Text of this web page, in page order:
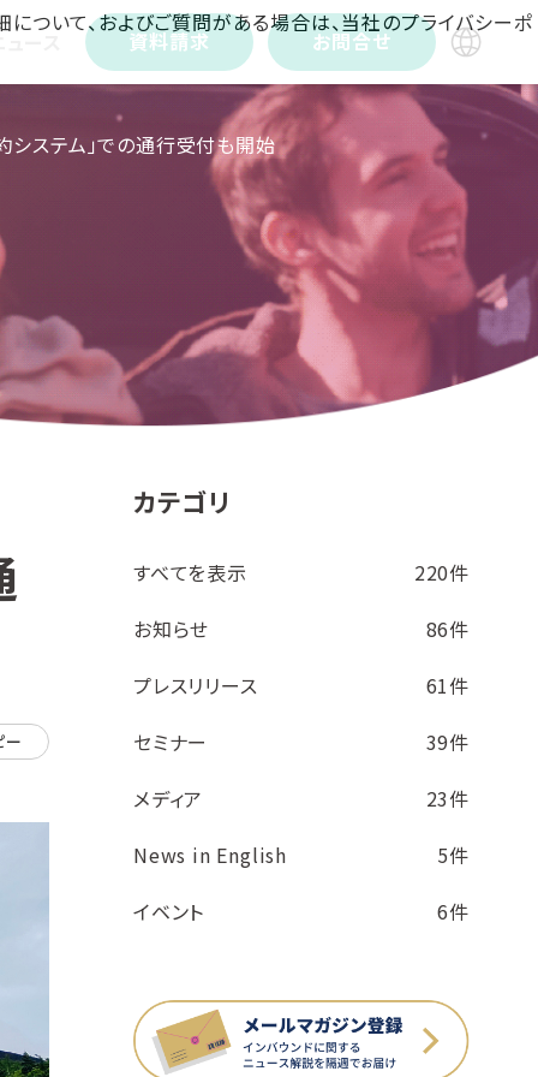
資料請求 お問合せ
ステム」での通行受付も開始
ー
カテゴリ
すべてを表示
220件
お知らせ
86件
プレスリリース
61件
セミナー
39件
メディア
23件
News in English
5件
イベント
6件
ついて、およびご質問がある場合は、当社のプライバシーポ